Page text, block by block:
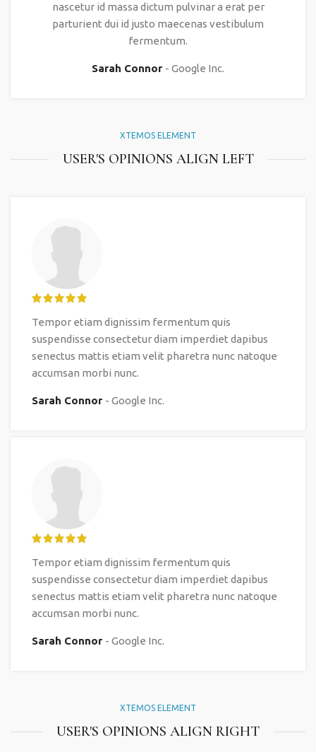
nascetur id massa dictum pulvinar a erat per
parturient dui id justo maecenas vestibulum
fermentum.
Sarah Connor Google Inc.
XTEMOS ELEMENT
USER'S OPINIONS ALIGN LEFT
Tempor etiam dignissim fermentum quis
suspendisse consectetur diam imperdiet dapibus
senectus mattis etiam velit pharetra nunc natoque
accumsan morbi nunc.
Sarah Connor Google Inc.
Tempor etiam dignissim fermentum quis
suspendisse consectetur diam imperdiet dapibus
senectus mattis etiam velit pharetra nunc natoque
accumsan morbi nunc.
Sarah Connor Google Inc.
XTEMOS ELEMENT
USER'S OPINIONS ALIGN RIGHT